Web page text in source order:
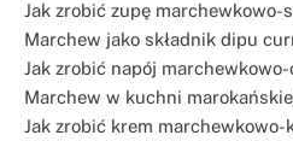
Jak zrobić zupę marchewkowo-
Marchew jako składnik dipu
Jak zrobić napój
Marchew w kuchni
Jak zrobić krem